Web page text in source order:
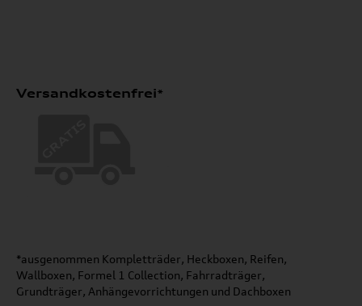
Versandkostenfrei*
*ausgenommen Kompletträder, Heckboxen, Reifen,
Wallboxen, Formel 1 Collection, Fahrradträger,
Grundträger, Anhängevorrichtungen und Dachboxen